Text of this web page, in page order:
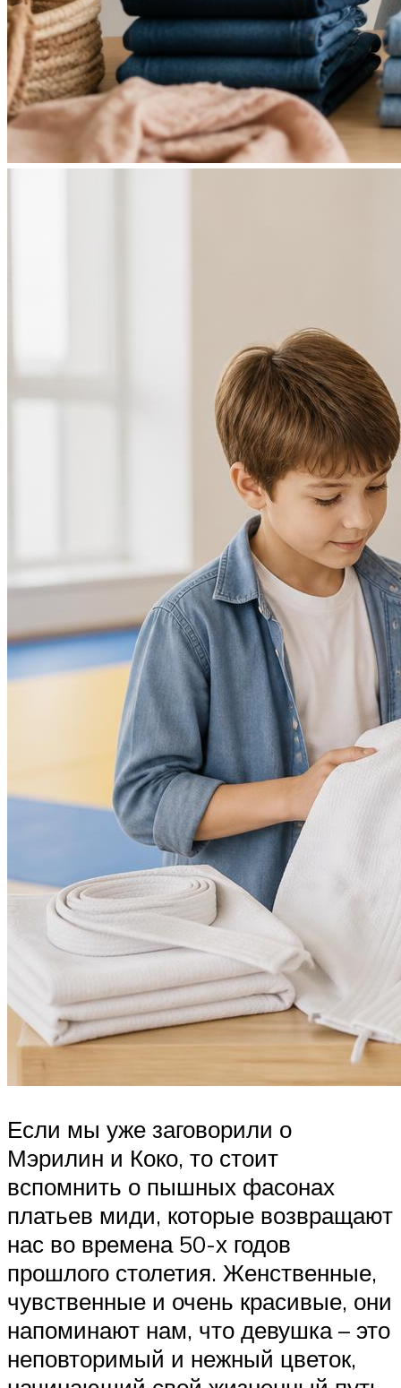
Если мы уже заговорили о
Мэрилин и Коко, то стоит
вспомнить о пышных фасонах
платьев миди, которые возвращают
нас во времена 50-х годов
прошлого столетия. Женственные,
чувственные и очень красивые, они
напоминают нам, что девушка – это
неповторимый и нежный цветок,